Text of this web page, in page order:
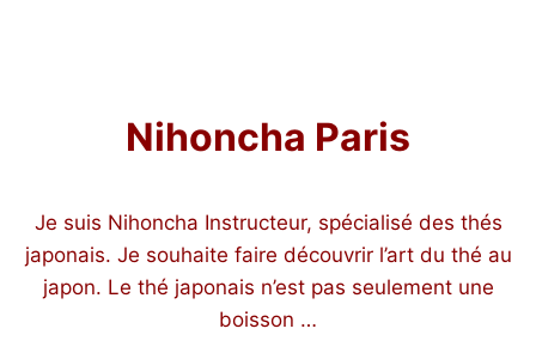
Nihoncha Paris
Je suis Nihoncha Instructeur, spécialisé des thés
japonais. Je souhaite faire découvrir l’art du thé au
japon. Le thé japonais n’est pas seulement une
boisson …